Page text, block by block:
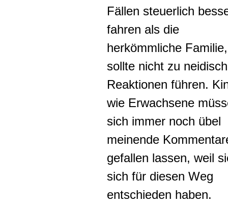
Fällen steuerlich
fahren als die
herkömmliche Familie,
sollte nicht zu
Reaktionen führen.
wie Erwachsene
sich immer noch übel
meinende
gefallen lassen, weil
sich für diesen Weg
entschieden haben.